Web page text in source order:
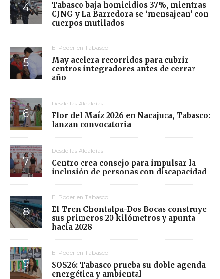
Tabasco baja homicidios 37%, mientras
CJNG y La Barredora se ‘mensajean’ con
cuerpos mutilados
El Poder en Tabasco
May acelera recorridos para cubrir
centros integradores antes de cerrar
año
Desde las Alcaldías
Flor del Maíz 2026 en Nacajuca, Tabasco:
lanzan convocatoria
Desde las Alcaldías
Centro crea consejo para impulsar la
inclusión de personas con discapacidad
El Poder en Tabasco
El Tren Chontalpa-Dos Bocas construye
sus primeros 20 kilómetros y apunta
hacia 2028
El Poder en Tabasco
SOS26: Tabasco prueba su doble agenda
energética y ambiental